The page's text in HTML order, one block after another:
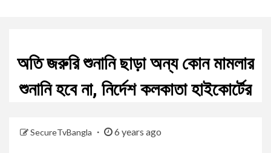
অতি জরুরি শুনানি ছাড়া অন্য কোন মামলার
শুনানি হবে না, নির্দেশ কলকাতা হাইকোর্টের
SecureTvBangla 6 years ago